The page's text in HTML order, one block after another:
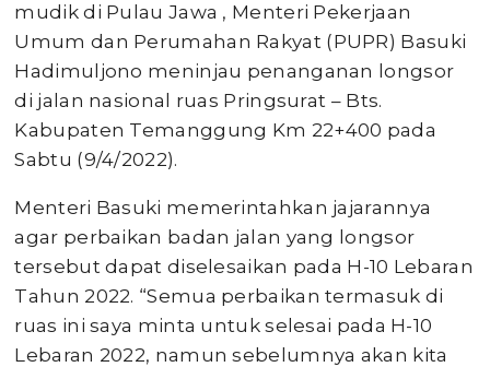
mudik di Pulau Jawa , Menteri Pekerjaan
Umum dan Perumahan Rakyat (PUPR) Basuki
Hadimuljono meninjau penanganan longsor
di jalan nasional ruas Pringsurat – Bts.
Kabupaten Temanggung Km 22+400 pada
Sabtu (9/4/2022).
Menteri Basuki memerintahkan jajarannya
agar perbaikan badan jalan yang longsor
tersebut dapat diselesaikan pada H-10 Lebaran
Tahun 2022. “Semua perbaikan termasuk di
ruas ini saya minta untuk selesai pada H-10
Lebaran 2022, namun sebelumnya akan kita